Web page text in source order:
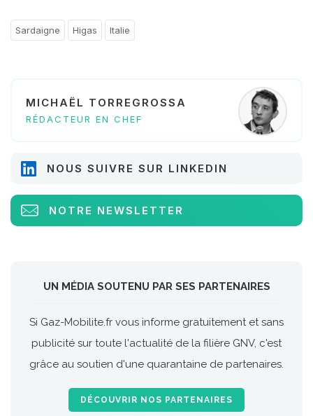
Sardaigne Higas Italie
MICHAËL TORREGROSSA
RÉDACTEUR EN CHEF
NOUS SUIVRE SUR LINKEDIN
NOTRE NEWSLETTER
UN MÉDIA SOUTENU PAR SES PARTENAIRES
Si Gaz-Mobilite.fr vous informe gratuitement et sans
publicité sur toute l'actualité de la filière GNV, c'est
grâce au soutien d'une quarantaine de partenaires.
DÉCOUVRIR NOS PARTENAIRES